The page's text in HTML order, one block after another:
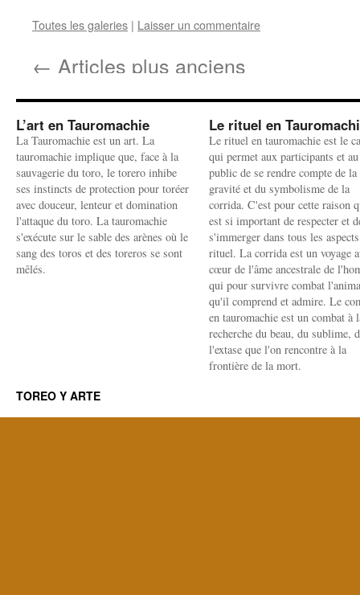
Toutes les galeries | Laisser un commentaire
← Articles plus anciens
L’art en Tauromachie
La Tauromachie est un art. La
tauromachie implique que, face à la
sauvagerie du toro, le torero inhibe
ses instincts de protection pour toréer
avec douceur, lenteur et domination
l'attaque du toro. La tauromachie
s'exécute sur le sable des arènes où le
sang des toros et des toreros se sont
mêlés.
Le rituel en
Le rituel en tauromachie est le
qui permet aux participants et au
public de se rendre compte de la
gravité et du symbolisme de la
corrida. C'est pour cette raison
est si important de respecter et
s'immerger dans tous les
rituel. La corrida est un voyage
cœur de l'âme ancestrale de
qui pour survivre combat
qu'il comprend et admire. Le
en tauromachie est un combat à
recherche du beau, du sublime,
l'extase que l'on rencontre à la
frontière de la mort.
TOREO Y ARTE